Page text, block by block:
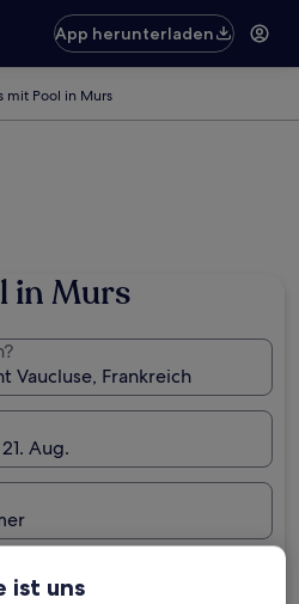
App herunterladen
mit Pool in Murs
in Murs
Vaucluse, Frankreich
Aug.
ist uns